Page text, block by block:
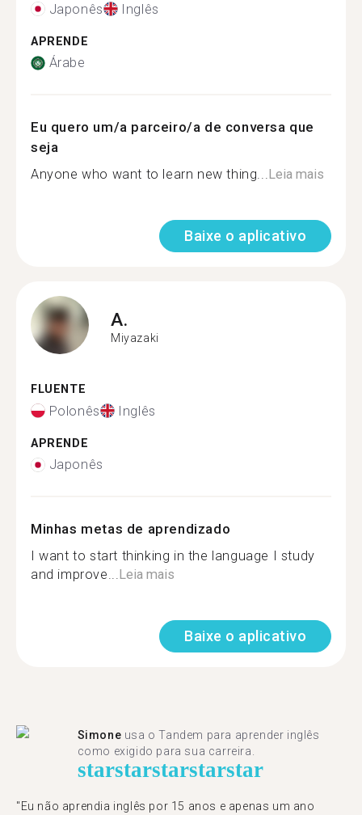
Japonês Inglês
APRENDE
Árabe
Eu quero um/a parceiro/a de conversa que
seja
Anyone who want to learn new thing...Leia mais
Baixe o aplicativo
A.
Miyazaki
FLUENTE
Polonês Inglês
APRENDE
Japonês
Minhas metas de aprendizado
I want to start thinking in the language I study
and improve...Leia mais
Baixe o aplicativo
Simone usa o Tandem para aprender inglês
como exigido para sua carreira.
starstarstarstarstar
"Eu não aprendia inglês por 15 anos e apenas um ano